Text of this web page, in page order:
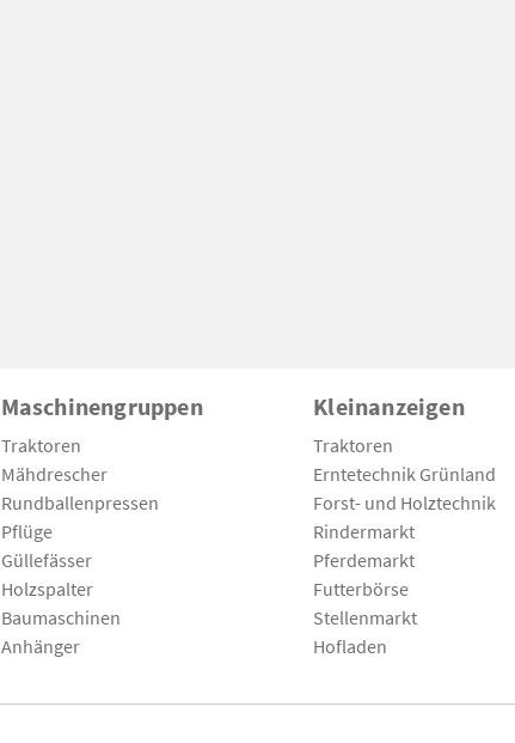
Maschinengruppen
Traktoren
Mähdrescher
Rundballenpressen
Pflüge
Güllefässer
Holzspalter
Baumaschinen
Anhänger
Kleinanzeigen
Traktoren
Erntetechnik Grünland
Forst- und Holztechnik
Rindermarkt
Pferdemarkt
Futterbörse
Stellenmarkt
Hofladen